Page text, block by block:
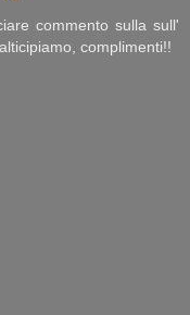
commento sulla sull'
complimenti!!